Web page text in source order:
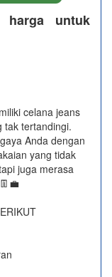
harga untuk
celana jeans
tak tertandingi.
Anda dengan
yang tidak
juga merasa